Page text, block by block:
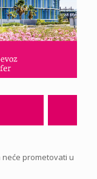
prometovati u